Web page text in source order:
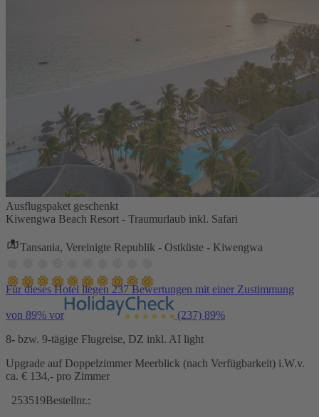
Ausflugspaket geschenkt
Kiwengwa Beach Resort - Traumurlaub inkl. Safari
Tansania, Vereinigte Republik - Ostküste - Kiwengwa
Für dieses Hotel liegen 237 Bewertungen mit einer Zustimmung
von 89% vor (237) 89%
8- bzw. 9-tägige Flugreise, DZ inkl. AI light
Upgrade auf Doppelzimmer Meerblick (nach Verfügbarkeit) i.W.v.
ca. € 134,- pro Zimmer
253519Bestellnr.: